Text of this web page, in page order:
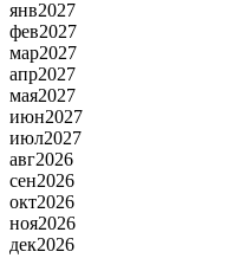
янв2027
фев2027
мар2027
апр2027
мая2027
июн2027
июл2027
авг2026
сен2026
окт2026
ноя2026
дек2026